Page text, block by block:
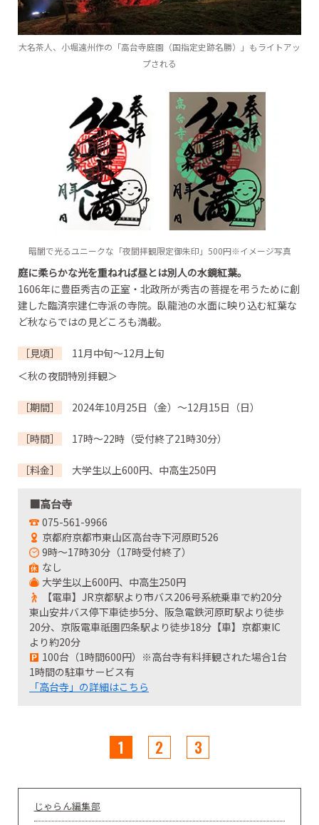
大名茶人、小堀遠州作の「高台寺庭園（国指定史跡名勝）」もライトアッ
プされる
暗闇で光るユニークな「夜間拝観限定御朱印」500円※イメージ写真
庭に柔らかな光を重ねれば昼とは別人の水鏡紅葉。
1606年に豊臣秀吉の正室・北政所が秀吉の菩提を弔うために創
建した臨済宗建仁寺派の寺院。臥龍池の水面に映り込む紅葉な
ど秋ならではの見どころも満載。
［見頃］
11月中旬～12月上旬
＜秋の夜間特別拝観＞
［期間］ 2024年10月25日（金）～12月15日（日）
［時間］ 17時～22時（受付終了21時30分）
［料金］ 大学生以上600円、中高生250円
■高台寺
075-561-9966
京都府京都市東山区高台寺下河原町526
9時～17時30分（17時受付終了）
なし
大学生以上600円、中高生250円
【電車】JR京都駅より市バス206号系統乗車で約20分
東山安井バス停下車徒歩5分、阪急電鉄河原町駅より徒歩
20分、京阪電車祇園四条駅より徒歩18分【車】京都東IC
より約20分
100台（1時間600円）※高台寺有料拝観された場合1台
1時間の駐車サービス有
「高台寺」の詳細はこちら
1 2 3
じゃらん編集部